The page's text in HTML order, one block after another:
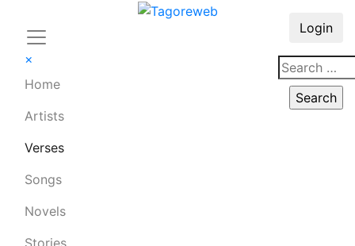
×
Home
Artists
Verses
Songs
Novels
Stories
Login